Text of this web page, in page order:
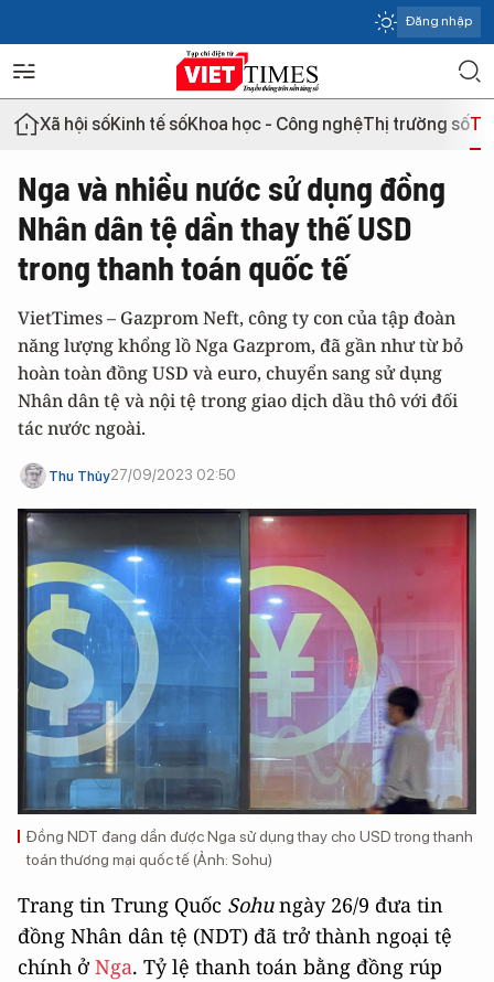
Đăng nhập
Xã hội sốKinh tế sốKhoa học - Công nghệThị trường số
Nga và nhiều nước sử dụng đồng
Nhân dân tệ dần thay thế USD
trong thanh toán quốc tế
VietTimes – Gazprom Neft, công ty con của tập đoàn
năng lượng khổng lồ Nga Gazprom, đã gần như từ bỏ
hoàn toàn đồng USD và euro, chuyển sang sử dụng
Nhân dân tệ và nội tệ trong giao dịch dầu thô với đối
tác nước ngoài.
Thu Thủy27/09/2023 02:50
Đồng NDT đang dần được Nga sử dụng thay cho USD trong thanh
toán thương mại quốc tế (Ảnh: Sohu)
Trang tin Trung Quốc Sohungày 26/9 đưa tin
đồng Nhân dân tệ (NDT) đã trở thành ngoại tệ
chính ở Nga. Tỷ lệ thanh toán bằng đồng rúp